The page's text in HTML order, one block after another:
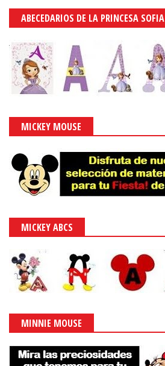
ABECEDARIOS DE LA PRINCESA SOFIA
MICKEY MOUSE
MICKEY ABCS
MINNIE MOUSE